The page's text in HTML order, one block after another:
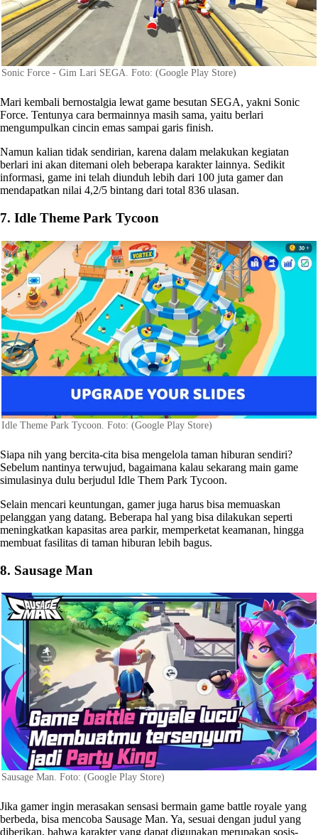
Sonic Force - Gim Lari SEGA. Foto: (Google Play Store)
Mari kembali bernostalgia lewat game besutan SEGA, yakni Sonic
Force. Tentunya cara bermainnya masih sama, yaitu berlari
mengumpulkan cincin emas sampai garis finish.
Namun kalian tidak sendirian, karena dalam melakukan kegiatan
berlari ini akan ditemani oleh beberapa karakter lainnya. Sedikit
informasi, game ini telah diunduh lebih dari 100 juta gamer dan
mendapatkan nilai 4,2/5 bintang dari total 836 ulasan.
7. Idle Theme Park Tycoon
Idle Theme Park Tycoon. Foto: (Google Play Store)
Siapa nih yang bercita-cita bisa mengelola taman hiburan sendiri?
Sebelum nantinya terwujud, bagaimana kalau sekarang main game
simulasinya dulu berjudul Idle Them Park Tycoon.
Selain mencari keuntungan, gamer juga harus bisa memuaskan
pelanggan yang datang. Beberapa hal yang bisa dilakukan seperti
meningkatkan kapasitas area parkir, memperketat keamanan, hingga
membuat fasilitas di taman hiburan lebih bagus.
8. Sausage Man
Sausage Man. Foto: (Google Play Store)
Jika gamer ingin merasakan sensasi bermain game battle royale yang
berbeda, bisa mencoba Sausage Man. Ya, sesuai dengan judul yang
diberikan, bahwa karakter yang dapat digunakan merupakan sosis-